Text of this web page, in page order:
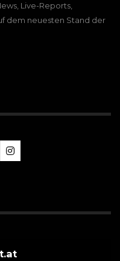
Live-Reports,
dem neuesten Stand der